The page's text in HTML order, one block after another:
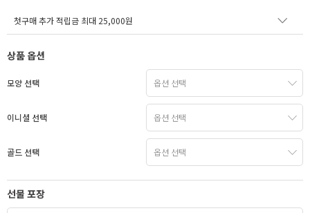
첫구매 추가 적립금 최대 25,000원
상품 옵션
모양 선택
이니셜 선택
골드 선택
선물 포장